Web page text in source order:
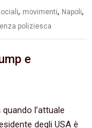
, movimenti, Napoli,
poliziesca
e
quando l’attuale
degli USA è